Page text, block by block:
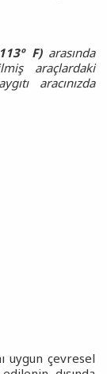
F)arasında
araçlardaki
aracınızda
uygun çevresel